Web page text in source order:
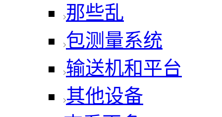
那些乱
包测量系统
输送机和平台
其他设备